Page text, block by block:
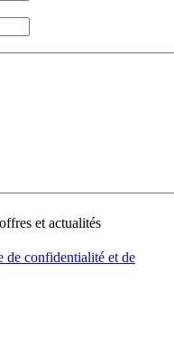
et actualités
de confidentialité et de